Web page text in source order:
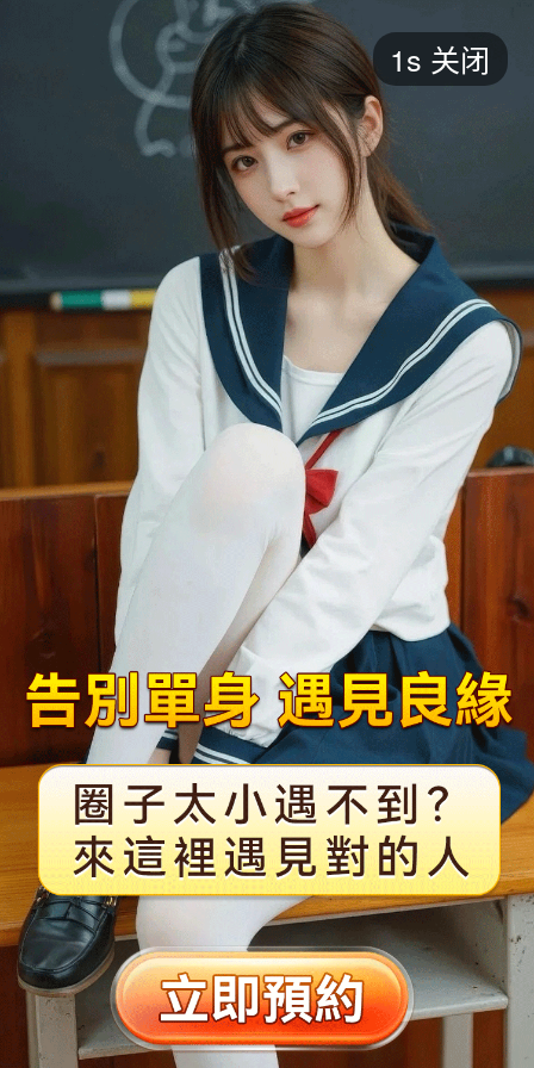
短剧
最热 添加 评分
都市 甜宠 逆袭 玄幻
2025 2024 2023 2022
全部 大陆 香港 台湾 美国 韩国 日本
1s 关闭